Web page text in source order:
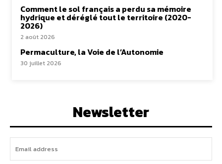
Comment le sol français a perdu sa mémoire
hydrique et déréglé tout le territoire (2020-
2026)
2 août 2026
Permaculture, la Voie de l’Autonomie
30 juillet 2026
Newsletter